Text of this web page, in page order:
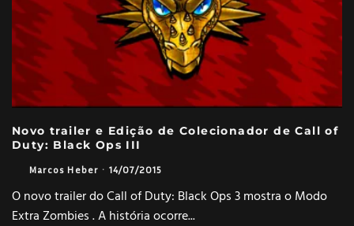
Novo trailer e Edição de Colecionador de Call of
Duty: Black Ops III
Marcos Heber · 14/07/2015
O novo trailer do Call of Duty: Black Ops 3 mostra o Modo
Extra Zombies . A história ocorre...